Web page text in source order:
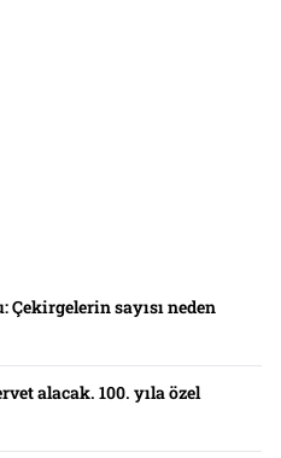
sayısı neden
alacak. 100. yıla özel